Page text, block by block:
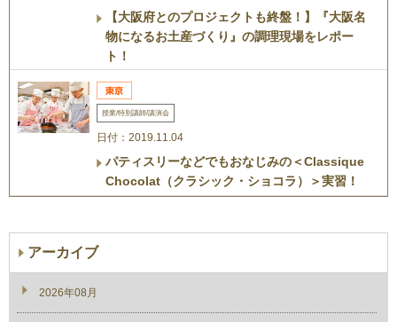
【大阪府とのプロジェクトも終盤！】『大阪名
物になるお土産づくり』の調理現場をレポー
ト！
授業/特別講師/講演会
日付：2019.11.04
パティスリーなどでもおなじみの＜Classique
Chocolat（クラシック・ショコラ）＞実習！
アーカイブ
2026年08月